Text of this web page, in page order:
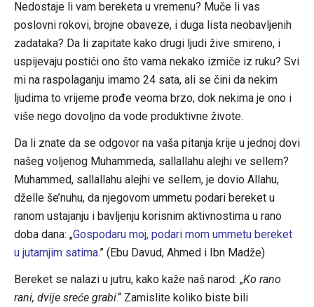
Nedostaje li vam bereketa u vremenu? Muče li vas
poslovni rokovi, brojne obaveze, i duga lista neobavljenih
zadataka? Da li zapitate kako drugi ljudi žive smireno, i
uspijevaju postići ono što vama nekako izmiče iz ruku? Svi
mi na raspolaganju imamo 24 sata, ali se čini da nekim
ljudima to vrijeme prođe veoma brzo, dok nekima je ono i
više nego dovoljno da vode produktivne živote.
Da li znate da se odgovor na vaša pitanja krije u jednoj dovi
našeg voljenog Muhammeda, sallallahu alejhi ve sellem?
Muhammed, sallallahu alejhi ve sellem, je dovio Allahu,
dželle še’nuhu, da njegovom ummetu podari bereket u
ranom ustajanju i bavljenju korisnim aktivnostima u rano
doba dana: „Gospodaru moj, podari mom ummetu bereket
u jutarnjim satima.” (Ebu Davud, Ahmed i Ibn Madže)
Bereket se nalazi u jutru, kako kaže naš narod: „Ko rano
rani, dvije sreće grabi.“ Zamislite koliko biste bili